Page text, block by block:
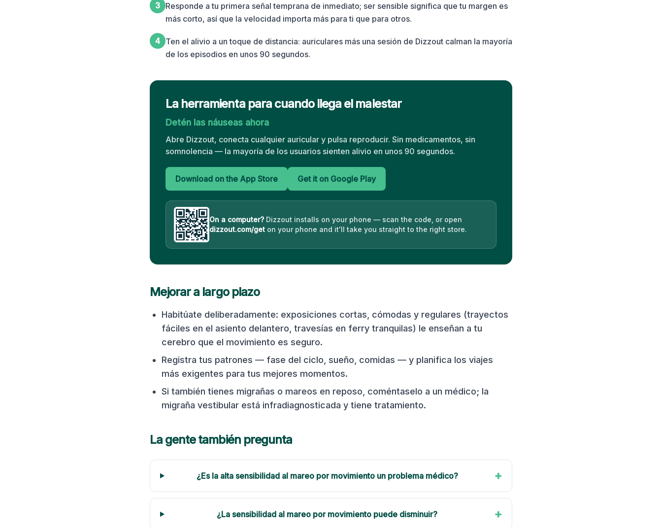
3 Responde a tu primera señal temprana de inmediato; ser sensible significa que tu margen es
más corto, así que la velocidad importa más para ti que para otros.
4 Ten el alivio a un toque de distancia: auriculares más una sesión de Dizzout calman la mayoría
de los episodios en unos 90 segundos.
La herramienta para cuando llega el malestar
Detén las náuseas ahora
Abre Dizzout, conecta cualquier auricular y pulsa reproducir. Sin medicamentos, sin
somnolencia — la mayoría de los usuarios sienten alivio en unos 90 segundos.
Download on the App Store Get it on Google Play
On a computer? Dizzout installs on your phone — scan the code, or open
dizzout.com/get on your phone and it'll take you straight to the right store.
Mejorar a largo plazo
Habitúate deliberadamente: exposiciones cortas, cómodas y regulares (trayectos
fáciles en el asiento delantero, travesías en ferry tranquilas) le enseñan a tu
cerebro que el movimiento es seguro.
Registra tus patrones — fase del ciclo, sueño, comidas — y planifica los viajes
más exigentes para tus mejores momentos.
Si también tienes migrañas o mareos en reposo, coméntaselo a un médico; la
migraña vestibular está infradiagnosticada y tiene tratamiento.
La gente también pregunta
¿Es la alta sensibilidad al mareo por movimiento un problema médico? +
¿La sensibilidad al mareo por movimiento puede disminuir? +